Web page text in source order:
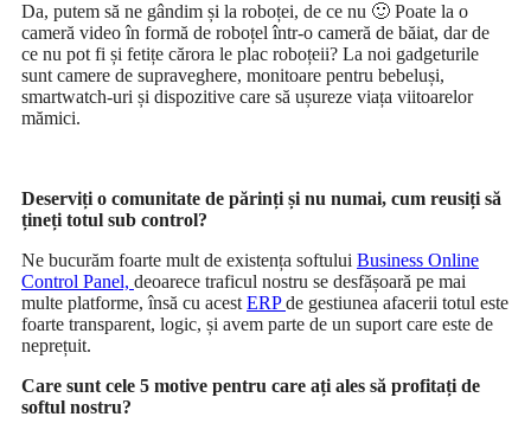
Da, putem să ne gândim și la roboței, de ce nu 🙂 Poate la o
cameră video în formă de roboțel într-o cameră de băiat, dar de
ce nu pot fi și fetițe cărora le plac roboțeii? La noi gadgeturile
sunt camere de supraveghere, monitoare pentru bebeluși,
smartwatch-uri și dispozitive care să ușureze viața viitoarelor
mămici.
Deserviți o comunitate de părinți și nu numai, cum reusiți să
țineți totul sub control?
Ne bucurăm foarte mult de existența softului Business Online
Control Panel, deoarece traficul nostru se desfășoară pe mai
multe platforme, însă cu acestERPde gestiunea afacerii totul este
foarte transparent, logic, și avem parte de un suport care este de
neprețuit.
Care sunt cele 5 motive pentru care ați ales să profitați de
softul nostru?